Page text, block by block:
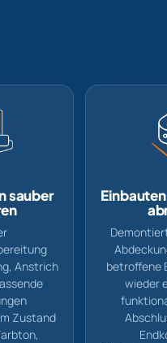
sauber
Anstrich
Zustand
betroffene
wieder